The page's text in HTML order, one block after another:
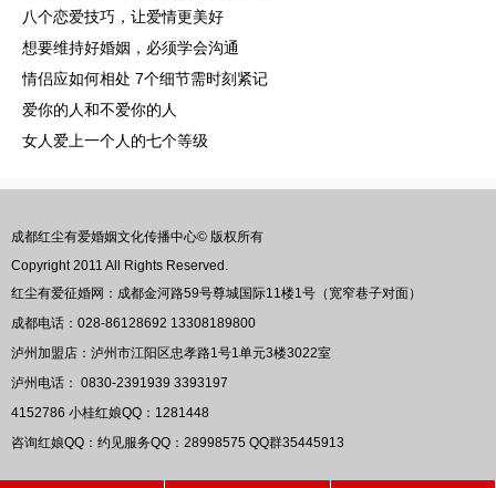
八个恋爱技巧，让爱情更美好
想要维持好婚姻，必须学会沟通
情侣应如何相处 7个细节需时刻紧记
爱你的人和不爱你的人
女人爱上一个人的七个等级
成都红尘有爱婚姻文化传播中心© 版权所有
Copyright 2011 All Rights Reserved.
红尘有爱征婚网：成都金河路59号尊城国际11楼1号（宽窄巷子对面）
成都电话：028-86128692 13308189800
泸州加盟店：泸州市江阳区忠孝路1号1单元3楼3022室
泸州电话： 0830-2391939 3393197
4152786 小桂红娘QQ： 1281448
咨询红娘QQ：约见服务QQ： 28998575 QQ群35445913